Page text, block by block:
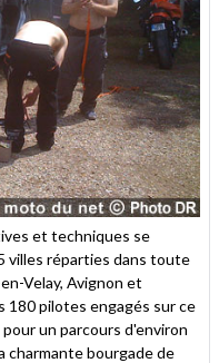
et techniques se
villes réparties dans toute
Velay, Avignon et
180 pilotes engagés sur ce
un parcours d'environ
charmante bourgade de